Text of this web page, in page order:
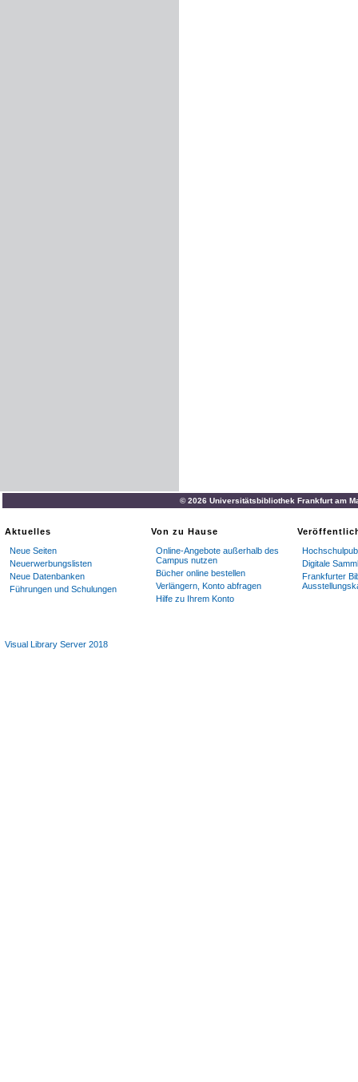
© 2026 Universitätsbibliothek Frankfurt am
Aktuelles
Neue Seiten
Neuerwerbungslisten
Neue Datenbanken
Führungen und Schulungen
Von zu Hause
Online-Angebote außerhalb des
Campus nutzen
Bücher online bestellen
Verlängern, Konto abfragen
Hilfe zu Ihrem Konto
Digitale
Frankfurter
Visual Library Server 2018